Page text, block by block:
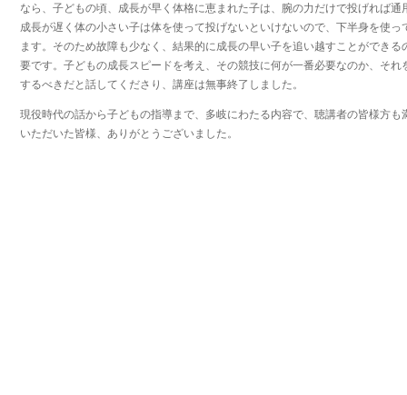
なら、子どもの頃、成長が早く体格に恵まれた子は、腕の力だけで投げれば通
成長が遅く体の小さい子は体を使って投げないといけないので、下半身を使っ
ます。そのため故障も少なく、結果的に成長の早い子を追い越すことができる
要です。子どもの成長スピードを考え、その競技に何が一番必要なのか、それ
するべきだと話してくださり、講座は無事終了しました。
現役時代の話から子どもの指導まで、多岐にわたる内容で、聴講者の皆様方も
いただいた皆様、ありがとうございました。